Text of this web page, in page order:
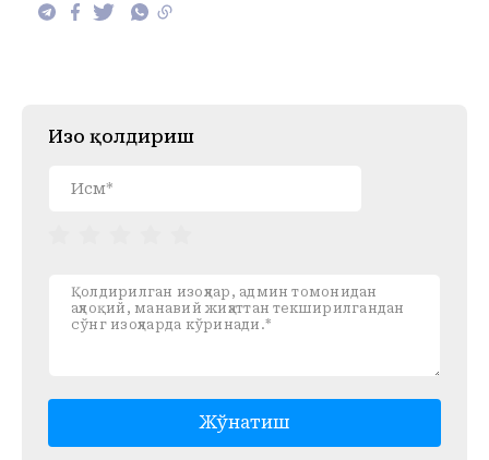
Изоҳ қолдириш
Жўнатиш